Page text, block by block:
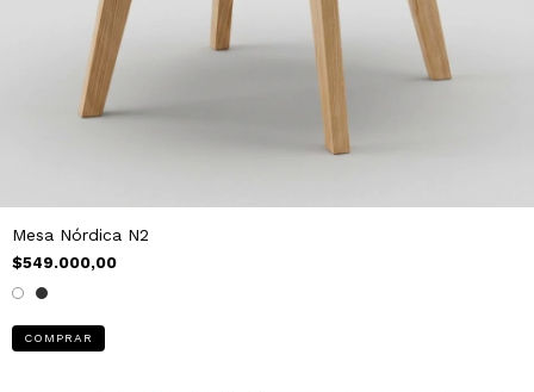
Mesa Nórdica N2
$549.000,00
COMPRAR